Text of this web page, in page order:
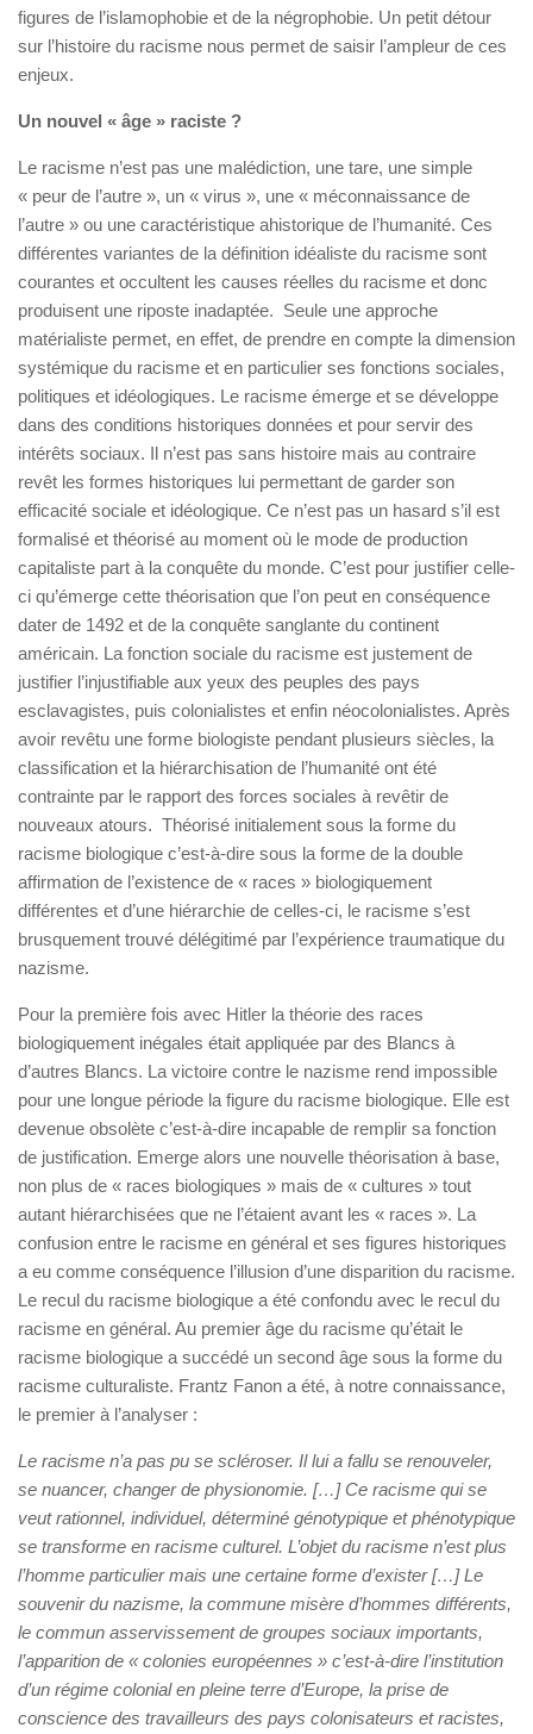
figures de l’islamophobie et de la négrophobie. Un petit détour
sur l’histoire du racisme nous permet de saisir l’ampleur de ces
enjeux.
Un nouvel « âge » raciste ?
Le racisme n’est pas une malédiction, une tare, une simple
« peur de l’autre », un « virus », une « méconnaissance de
l’autre » ou une caractéristique ahistorique de l’humanité. Ces
différentes variantes de la définition idéaliste du racisme sont
courantes et occultent les causes réelles du racisme et donc
produisent une riposte inadaptée. Seule une approche
matérialiste permet, en effet, de prendre en compte la dimension
systémique du racisme et en particulier ses fonctions sociales,
politiques et idéologiques. Le racisme émerge et se développe
dans des conditions historiques données et pour servir des
intérêts sociaux. Il n’est pas sans histoire mais au contraire
revêt les formes historiques lui permettant de garder son
efficacité sociale et idéologique. Ce n’est pas un hasard s’il est
formalisé et théorisé au moment où le mode de production
capitaliste part à la conquête du monde. C’est pour justifier celle-
ci qu’émerge cette théorisation que l’on peut en conséquence
dater de 1492 et de la conquête sanglante du continent
américain. La fonction sociale du racisme est justement de
justifier l’injustifiable aux yeux des peuples des pays
esclavagistes, puis colonialistes et enfin néocolonialistes. Après
avoir revêtu une forme biologiste pendant plusieurs siècles, la
classification et la hiérarchisation de l’humanité ont été
contrainte par le rapport des forces sociales à revêtir de
nouveaux atours. Théorisé initialement sous la forme du
racisme biologique c’est-à-dire sous la forme de la double
affirmation de l’existence de « races » biologiquement
différentes et d’une hiérarchie de celles-ci, le racisme s’est
brusquement trouvé délégitimé par l’expérience traumatique du
nazisme.
Pour la première fois avec Hitler la théorie des races
biologiquement inégales était appliquée par des Blancs à
d’autres Blancs. La victoire contre le nazisme rend impossible
pour une longue période la figure du racisme biologique. Elle est
devenue obsolète c’est-à-dire incapable de remplir sa fonction
de justification. Emerge alors une nouvelle théorisation à base,
non plus de « races biologiques » mais de « cultures » tout
autant hiérarchisées que ne l’étaient avant les « races ». La
confusion entre le racisme en général et ses figures historiques
a eu comme conséquence l’illusion d’une disparition du racisme.
Le recul du racisme biologique a été confondu avec le recul du
racisme en général. Au premier âge du racisme qu’était le
racisme biologique a succédé un second âge sous la forme du
racisme culturaliste. Frantz Fanon a été, à notre connaissance,
le premier à l’analyser :
Le racisme n’a pas pu se scléroser. Il lui a fallu se renouveler,
se nuancer, changer de physionomie. […] Ce racisme qui se
veut rationnel, individuel, déterminé génotypique et phénotypique
se transforme en racisme culturel. L’objet du racisme n’est plus
l’homme particulier mais une certaine forme d’exister […] Le
souvenir du nazisme, la commune misère d’hommes différents,
le commun asservissement de groupes sociaux importants,
l’apparition de « colonies européennes » c’est-à-dire l’institution
d’un régime colonial en pleine terre d’Europe, la prise de
conscience des travailleurs des pays colonisateurs et racistes,